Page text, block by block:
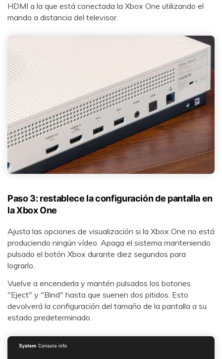
HDMI a la que está conectada la Xbox One utilizando el
mando a distancia del televisor.
Paso 3: restablece la configuración de pantalla en
la Xbox One󠀲󠀡󠀠󠀦󠀥󠀠󠀢󠀥󠀦󠀳󠀰
Ajusta las opciones de visualización si la Xbox One no está
produciendo ningún vídeo. Apaga el sistema manteniendo
pulsado el botón Xbox durante diez segundos para
lograrlo.
Vuelve a encenderla y mantén pulsados los botones
"Eject" y "Bind" hasta que suenen dos pitidos. Esto
devolverá la configuración del tamaño de la pantalla a su
estado predeterminado.